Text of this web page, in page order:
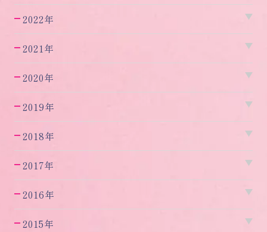
2022年
2021年
2020年
2019年
2018年
2017年
2016年
2015年